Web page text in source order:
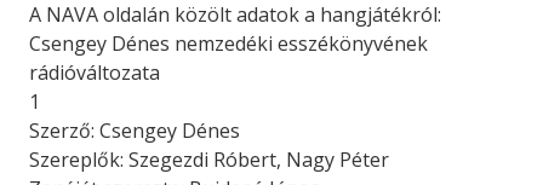
A NAVA oldalán közölt adatok a hangjátékról:
Csengey Dénes nemzedéki esszékönyvének
rádióváltozata
1
Szerző: Csengey Dénes
Szereplők: Szegezdi Róbert, Nagy Péter